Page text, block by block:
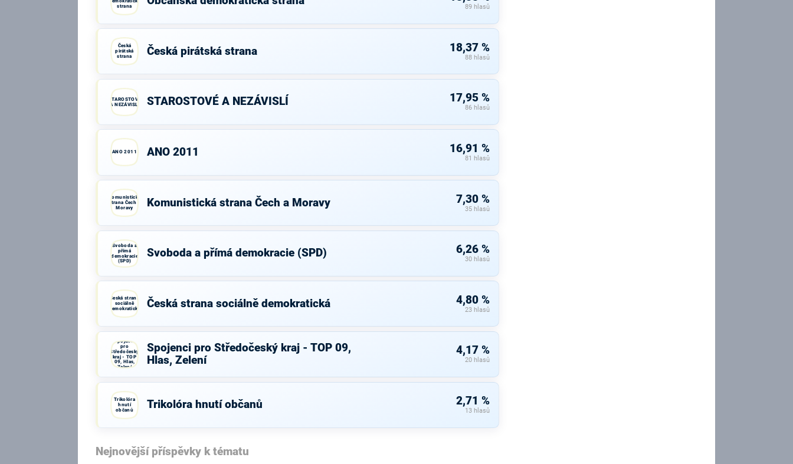
strana
89 hlasů
Česká
pirátská
strana
Česká pirátská strana 18,37 %
88 hlasů
STAROSTOVÉ
A NEZÁVISLÍ
STAROSTOVÉ A NEZÁVISLÍ 17,95 %
86 hlasů
ANO 2011 ANO 2011 16,91 %
81 hlasů
Komunistická
strana Čech a
Moravy
Komunistická strana Čech a Moravy 7,30 %
35 hlasů
Svoboda a
přímá
demokracie
(SPD)
Svoboda a přímá demokracie (SPD) 6,26 %
30 hlasů
Česká strana
sociálně
demokratická
Česká strana sociálně demokratická 4,80 %
23 hlasů
Spojenci
pro
Středočeský
kraj - TOP
09, Hlas,
Zelení
Spojenci pro Středočeský kraj - TOP 09,
Hlas, Zelení
4,17 %
20 hlasů
Trikolóra
hnutí
občanů
Trikolóra hnutí občanů 2,71 %
13 hlasů
Nejnovější příspěvky k tématu